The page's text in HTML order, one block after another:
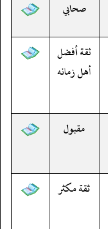
صحابي
ثقة أفضل
أهل زمانه
مقبول
ثقة مكثر